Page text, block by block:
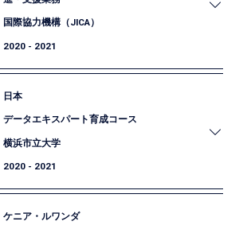
データ利活用方法に関する研修を行いました。
国際協力機構（JICA）
2020 - 2021
JICAでは、より質の高い開発事業を実施するために
科学的根拠（エビデンス）に基づく事業の実施
（Evidence-Based Practice: EBP）を推進しており、
として、 インパクト評価に関するJICA職員等への
研修の実施、マニュアル等の執務参考資料の作成、
日本
データエキスパート育成コース
横浜市立大学
2020 - 2021
横浜市立大学が行っている「横浜市職員向けデータ
ケニア・ルワンダ